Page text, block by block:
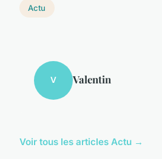
Actu
V Valentin
Voir tous les articles Actu →